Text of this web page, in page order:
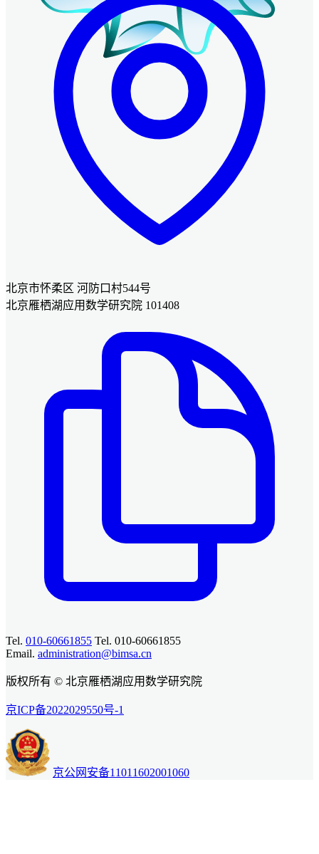
北京市怀柔区 河防口村544号
北京雁栖湖应用数学研究院 101408
Tel. 010-60661855 Tel. 010-60661855
Email. administration@bimsa.cn
版权所有 © 北京雁栖湖应用数学研究院
京ICP备2022029550号-1
京公网安备11011602001060